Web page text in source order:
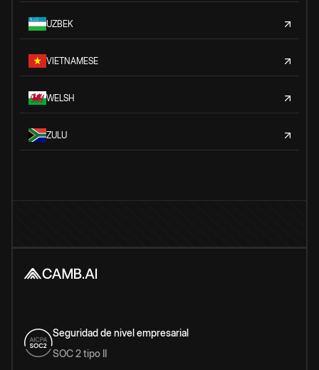
UZBEK
VIETNAMESE
WELSH
ZULU
Seguridad de nivel empresarial
SOC 2 tipo II